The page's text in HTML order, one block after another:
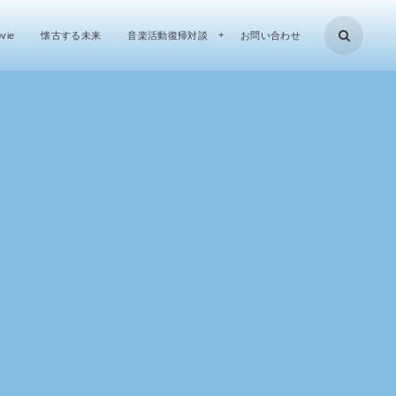
懐古する未来 音楽活動復帰対談 お問い合わせ